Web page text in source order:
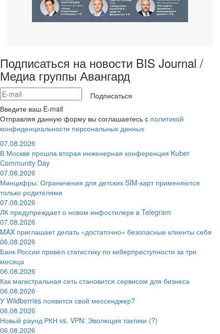
Подписаться на новости BIS Journal /
Медиа группы Авангард
Подписаться
Введите ваш E-mail
Отправляя данную форму вы соглашаетесь с политикой
конфиденциальности персональных данных
07.08.2026
В Москве прошла вторая инженерная конференция Kuber
Community Day
07.08.2026
Минцифры: Ограничения для детских SIM-карт применяются
только родителями
07.08.2026
ЛК предупреждает о новом инфостилере в Telegram
07.08.2026
MAX приглашает делать «достаточно» безопасные клиенты себя
06.08.2026
Банк России привёл статистику по киберпреступности за три
месяца
06.08.2026
Как магистральная сеть становится сервисом для бизнеса
06.08.2026
У Wildberries появится свой мессенджер?
06.08.2026
Новый раунд РКН vs. VPN: Эволюция тактики (?)
06.08.2026